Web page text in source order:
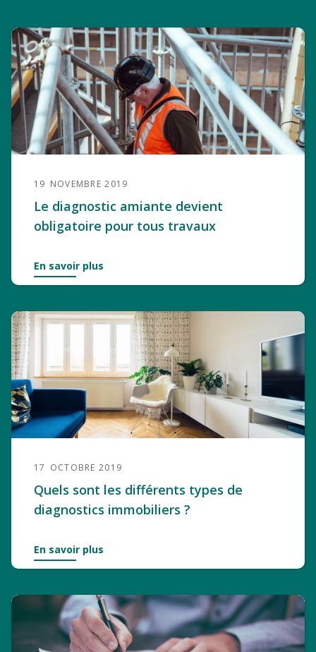
19 NOVEMBRE 2019
Le diagnostic amiante devient
obligatoire pour tous travaux
En savoir plus
17 OCTOBRE 2019
Quels sont les différents types de
diagnostics immobiliers ?
En savoir plus